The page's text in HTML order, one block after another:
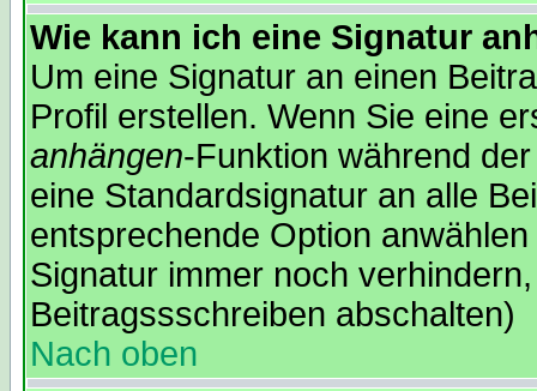
Wie kann ich eine Signatur
Um eine Signatur an einen
Profil erstellen. Wenn Sie eine
anhängen-Funktion während
eine Standardsignatur an alle
entsprechende Option
Signatur immer noch
Beitragssschreiben abschalten)
Nach oben